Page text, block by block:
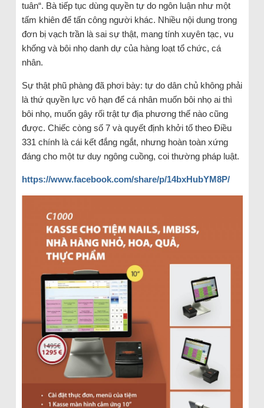
tuân“. Bà tiếp tục dùng quyền tự do ngôn luận như một
tấm khiên để tấn công người khác. Nhiều nội dung trong
đơn bị vạch trần là sai sự thật, mang tính xuyên tạc, vu
khống và bôi nhọ danh dự của hàng loạt tổ chức, cá
nhân.
Sự thật phũ phàng đã phơi bày: tự do dân chủ không phải
là thứ quyền lực vô hạn để cá nhân muốn bôi nhọ ai thì
bôi nhọ, muốn gây rối trật tự địa phương thế nào cũng
được. Chiếc còng số 7 và quyết định khởi tố theo Điều
331 chính là cái kết đắng ngắt, nhưng hoàn toàn xứng
đáng cho một tư duy ngông cuồng, coi thường pháp luật.
https://www.facebook.com/share/p/14bxHubYM8P/